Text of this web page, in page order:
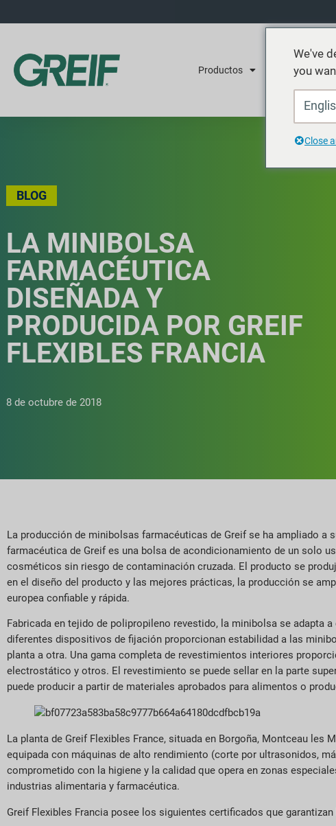
Productos Servicios
BLOG
LA MINIBOLSA
FARMACÉUTICA
DISEÑADA Y
PRODUCIDA POR GREIF
FLEXIBLES FRANCIA
8 de octubre de 2018
La producción de minibolsas farmacéuticas de Greif se ha ampliado
farmacéutica de Greif es una bolsa de acondicionamiento de un solo
cosméticos sin riesgo de contaminación cruzada. El producto se
en el diseño del producto y las mejores prácticas, la producción se
europea confiable y rápida.
Fabricada en tejido de polipropileno revestido, la minibolsa se
diferentes dispositivos de fijación proporcionan estabilidad a las
planta a otra. Una gama completa de revestimientos interiores
electrostático y otros. El revestimiento se puede sellar en la parte
puede producir a partir de materiales aprobados para alimentos o
La planta de Greif Flexibles France, situada en Borgoña, Montceau
equipada con máquinas de alto rendimiento (corte por ultrasonidos,
comprometido con la higiene y la calidad que opera en zonas
industrias alimentaria y farmacéutica.
Greif Flexibles Francia posee los siguientes certificados que
We've
you
Close